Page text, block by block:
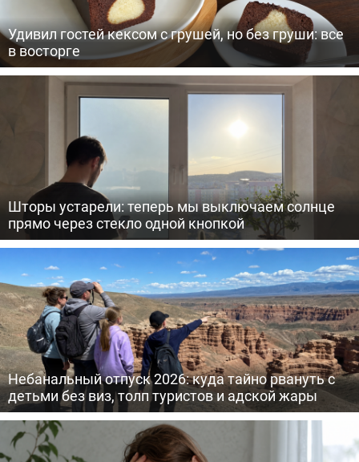
Удивил гостей кексом с грушей, но без груши: все
в восторге
Шторы устарели: теперь мы выключаем солнце
прямо через стекло одной кнопкой
Небанальный отпуск 2026: куда тайно рвануть с
детьми без виз, толп туристов и адской жары